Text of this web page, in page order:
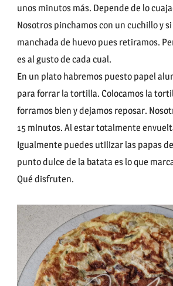
unos minutos más. Depende de lo
Nosotros pinchamos con un cuchillo y
manchada de huevo pues retiramos.
es al gusto de cada cual.
En un plato habremos puesto papel
para forrar la tortilla. Colocamos la
forramos bien y dejamos reposar.
15 minutos. Al estar totalmente
Igualmente puedes utilizar las papas
punto dulce de la batata es lo que
Qué disfruten.